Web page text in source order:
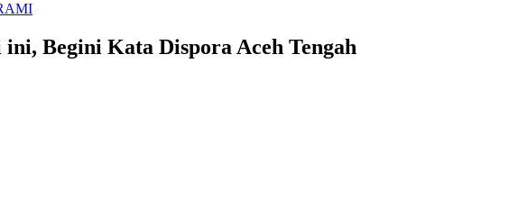
Begini Kata Dispora Aceh Tengah